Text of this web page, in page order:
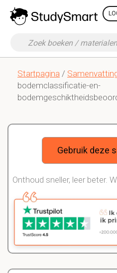
Startpagina /
bodemclassificatie-en-
Gebruik deze
Onthoud sneller, leer beter.